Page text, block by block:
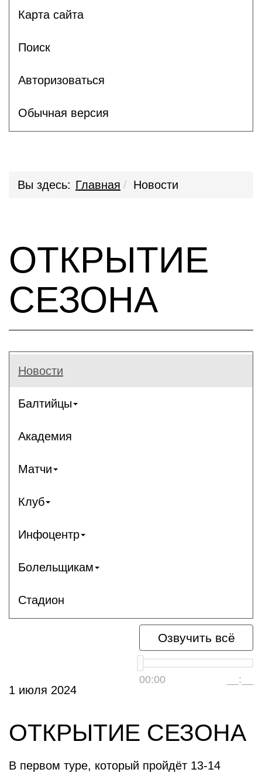
Карта сайта
Поиск
Авторизоваться
Обычная версия
Вы здесь: Главная Новости
ОТКРЫТИЕ
СЕЗОНА
Новости
Балтийцы
Академия
Матчи
Клуб
Инфоцентр
Болельщикам
Стадион
Озвучить всё
00:00 __:__
1 июля 2024
ОТКРЫТИЕ СЕЗОНА
В первом туре, который пройдёт 13-14